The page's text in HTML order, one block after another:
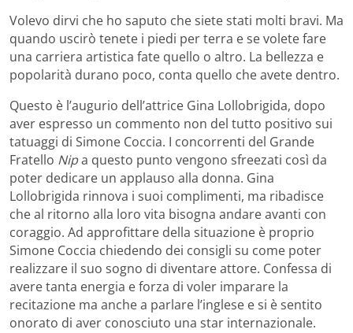
Volevo dirvi che ho saputo che siete stati molti bravi. Ma
quando uscirò tenete i piedi per terra e se volete fare
una carriera artistica fate quello o altro. La bellezza e
popolarità durano poco, conta quello che avete dentro.
Questo è l’augurio dell’attrice Gina Lollobrigida, dopo
aver espresso un commento non del tutto positivo sui
tatuaggi di Simone Coccia. I concorrenti del Grande
Fratello Nipa questo punto vengono sfreezati così da
poter dedicare un applauso alla donna. Gina
Lollobrigida rinnova i suoi complimenti, ma ribadisce
che al ritorno alla loro vita bisogna andare avanti con
coraggio. Ad approfittare della situazione è proprio
Simone Coccia chiedendo dei consigli su come poter
realizzare il suo sogno di diventare attore. Confessa di
avere tanta energia e forza di voler imparare la
recitazione ma anche a parlare l’inglese e si è sentito
onorato di aver conosciuto una star internazionale.